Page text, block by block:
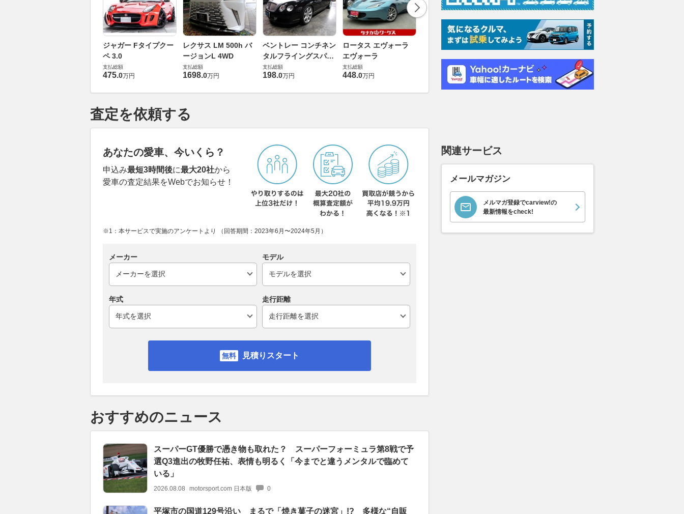
ジャガー Fタイプクー
ペ 3.0
支払総額
475.0万円
レクサス LM 500h バ
ージョンL 4WD
支払総額
1698.0万円
ベントレー コンチネン
タルフライングスパー
6.0 4WD
支払総額
198.0万円
ロータス エヴォーラ
エヴォーラ
支払総額
448.0万円
ダイハツ ムーヴキャン
バス 660 ストライプス
万円
アストンマーティン
V8 ヴァンテージ スポ
ーツシフト
589.0万円
ホンダ NSX 3.0
898
査定を依頼する
あなたの愛車、今いくら？
申込み最短3時間後に最大20社から
愛車の査定結果をWebでお知らせ！
※1：本サービスで実施のアンケートより （回答期間：2023年6月〜2024年5月）
メーカー モデル
年式 走行距離
見積りスタート
おすすめのニュース
スーパーGT優勝で憑き物も取れた？ スーパーフォーミュラ第8戦で予
選Q3進出の牧野任祐、表情も明るく「今までと違うメンタルで臨めて
いる」
2026.08.08 motorsport.com 日本版 0
平塚市の国道129号沿い まるで「焼き菓子の迷宮」!? 多様な“自販
関連サービス
メールマガジン
メルマガ登録でcarview!の
最新情報をcheck!